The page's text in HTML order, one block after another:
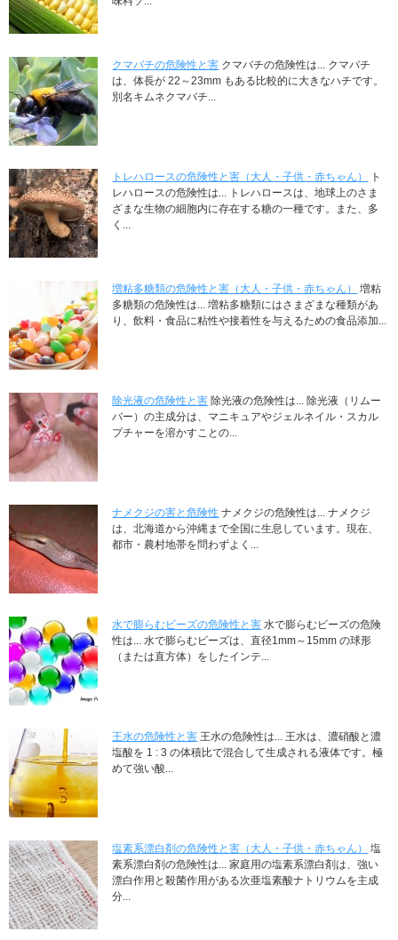
クマバチの危険性と害 クマバチの危険性は... クマバチ
は、体長が 22～23mm もある比較的に大きなハチです。
別名キムネクマバチ...
トレハロースの危険性と害（大人・子供・赤ちゃん）
ト
レハロースの危険性は... トレハロースは、地球上のさま
ざまな生物の細胞内に存在する糖の一種です。また、多
く...
増粘多糖類の危険性と害（大人・子供・赤ちゃん）
増粘
多糖類の危険性は... 増粘多糖類にはさまざまな種類があ
り、飲料・食品に粘性や接着性を与えるための食品添加...
除光液の危険性と害 除光液の危険性は... 除光液（リムー
バー）の主成分は、マニキュアやジェルネイル・スカル
プチャーを溶かすことの...
ナメクジの害と危険性 ナメクジの危険性は... ナメクジ
は、北海道から沖縄まで全国に生息しています。現在、
都市・農村地帯を問わずよく...
水で膨らむビーズの危険性と害 水で膨らむビーズの危険
性は... 水で膨らむビーズは、直径1mm～15mm の球形
（または直方体）をしたインテ...
王水の危険性と害 王水の危険性は... 王水は、濃硝酸と濃
塩酸を 1 : 3 の体積比で混合して生成される液体です。極
めて強い酸...
塩素系漂白剤の危険性と害（大人・子供・赤ちゃん）
塩
素系漂白剤の危険性は... 家庭用の塩素系漂白剤は、強い
漂白作用と殺菌作用がある次亜塩素酸ナトリウムを主成
分...